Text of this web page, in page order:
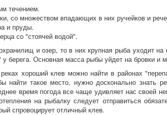
течением.
со множеством впадающих в них ручейков и
и пруды.
со "стоячей водой".
и озер, то в них крупная рыба уходит
у берега. Основная масса рыбы уйдет на бровки и
хороший клев можно найти в районах
найти такое место, нужно досконально знать
время погода все чаще удивляет нас своей
на рыбалку следует отправиться
спровоцирует отличный клев.